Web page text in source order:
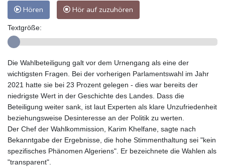
Hören Hör auf zuzuhören
Textgröße:
Die Wahlbeteiligung galt vor dem Urnengang als eine der
wichtigsten Fragen. Bei der vorherigen Parlamentswahl im Jahr
2021 hatte sie bei 23 Prozent gelegen - dies war bereits der
niedrigste Wert in der Geschichte des Landes. Dass die
Beteiligung weiter sank, ist laut Experten als klare Unzufriedenheit
beziehungsweise Desinteresse an der Politik zu werten.
Der Chef der Wahlkommission, Karim Khelfane, sagte nach
Bekanntgabe der Ergebnisse, die hohe Stimmenthaltung sei "kein
spezifisches Phänomen Algeriens". Er bezeichnete die Wahlen als
"transparent".